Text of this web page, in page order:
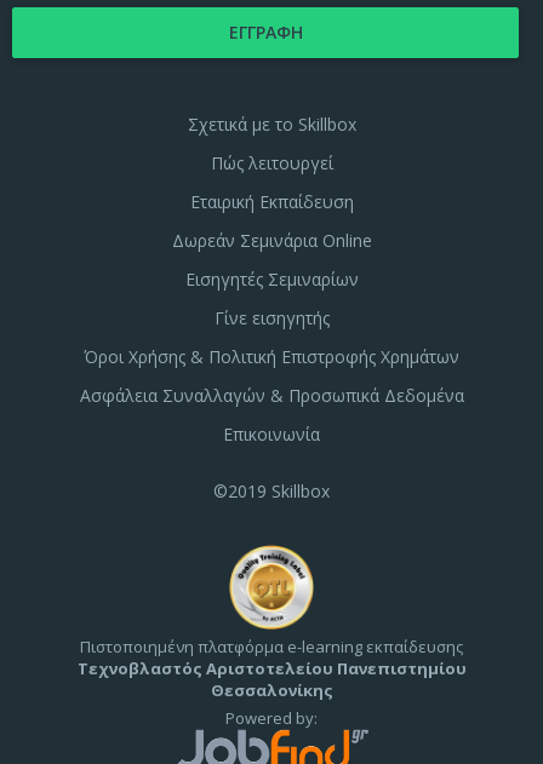
Σχετικά με το Skillbox
Πώς λειτουργεί
Εταιρική Εκπαίδευση
Δωρεάν Σεμινάρια Online
Εισηγητές Σεμιναρίων
Γίνε εισηγητής
Όροι Χρήσης & Πολιτική Επιστροφής Χρημάτων
Ασφάλεια Συναλλαγών & Προσωπικά Δεδομένα
Επικοινωνία
©2019 Skillbox
Πιστοποιημένη πλατφόρμα e-learning εκπαίδευσης
Τεχνοβλαστός Αριστοτελείου Πανεπιστημίου
Θεσσαλονίκης
Powered by: